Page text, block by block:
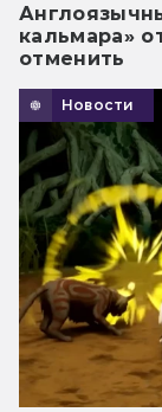
кальмара»
отменить
Новости